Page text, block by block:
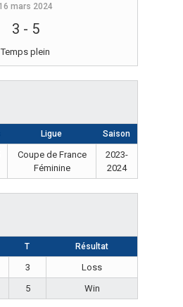
mars 2024
3 - 5
Temps plein
Ligue Saison
Coupe de France
Féminine
2023-
2024
T Résultat
3
Loss
5 Win